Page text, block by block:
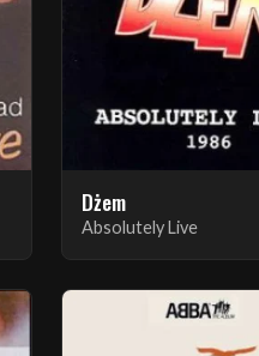
Dżem
Absolutely Live